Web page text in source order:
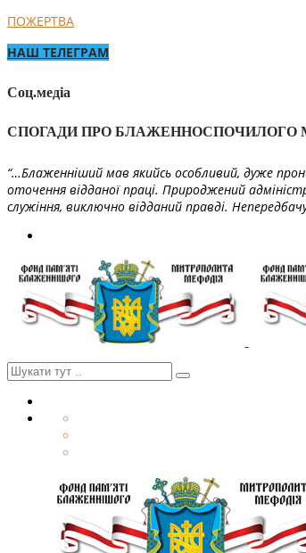
ПОЖЕРТВА
НАШ ТЕЛЕГРАМ
Соц.медіа
СПОГАДИ ПРО БЛАЖЕННОСПОЧИЛОГО
“…Блаженніший мав якийсь особливий, дуже
оточення відданої праці. Природжений
служіння, виключно відданий правді.